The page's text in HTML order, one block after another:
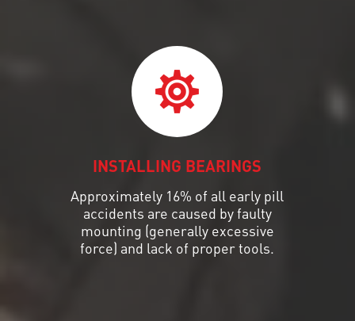
INSTALLING BEARINGS
Approximately 16% of all early pill
accidents are caused by faulty
mounting (generally excessive
force) and lack of proper tools.